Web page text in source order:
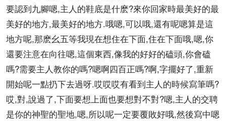
要認到九腳嗯,主人的鞋底是什麽?來你回家時最美好的最
美好的地方,最美好的地方.哦嗯,可以哦,還有呢嗯算是這
地方呢,那麽幺五等我現在想住在下面,住在下面哦,嗯,你
還要注意在向往嗯,這個東西,像我的好好的磕頭,你會磕
嗎?需要主人教你的嗎?嗯啊四百正嗎?啊,字擺好了,重新
開始呢一點扔下去過呀.哎哎哎有看到主人的時候寫筆嗎?
哎,對,說過了,下面要想上面也要想對不對?嗯,主人的交聘
是你的神聖的聖地,嗯,所以呢一定要覆敗好哦,然後寫中嗯